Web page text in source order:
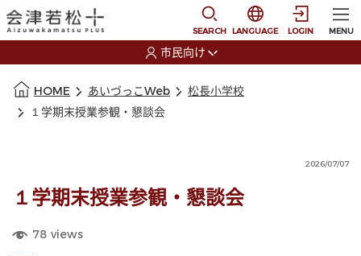
SEARCH
選択すると言語の切
LANGUAGE LOGIN MENU
市民向け
HOME あいづっこWeb
松長小学校
１学期末授業参観・懇談会
2026/07/07
１学期末授業参観・懇談会
78 views